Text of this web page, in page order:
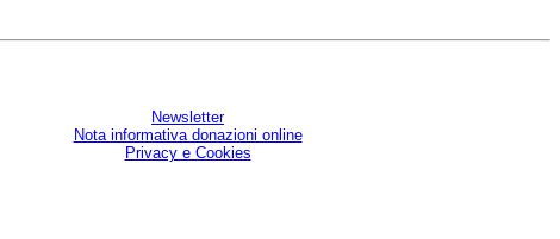
Newsletter
Nota informativa donazioni online
Privacy e Cookies